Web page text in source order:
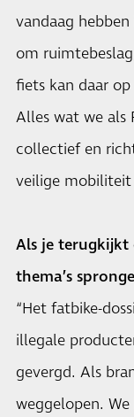
vandaag
om
fiets kan daar
Alles wat we als
collectief en
veilige mobiliteit
Als je terugkijkt
thema’s
“Het fatbike-
illegale
gevergd. Als
weggelopen.